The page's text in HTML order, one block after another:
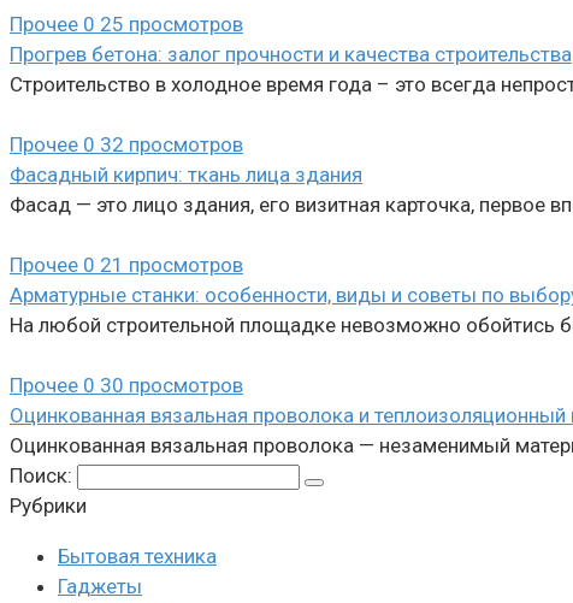
Прочее 0 25 просмотров
Прогрев бетона: залог прочности и качества строительства
Строительство в холодное время года – это всегда
Прочее 0 32 просмотров
Фасадный кирпич: ткань лица здания
Фасад — это лицо здания, его визитная карточка, первое
Прочее 0 21 просмотров
Арматурные станки: особенности, виды и советы по
На любой строительной площадке невозможно обойтись
Прочее 0 30 просмотров
Оцинкованная вязальная проволока и
Оцинкованная вязальная проволока — незаменимый
Поиск:
Рубрики
Бытовая техника
Гаджеты